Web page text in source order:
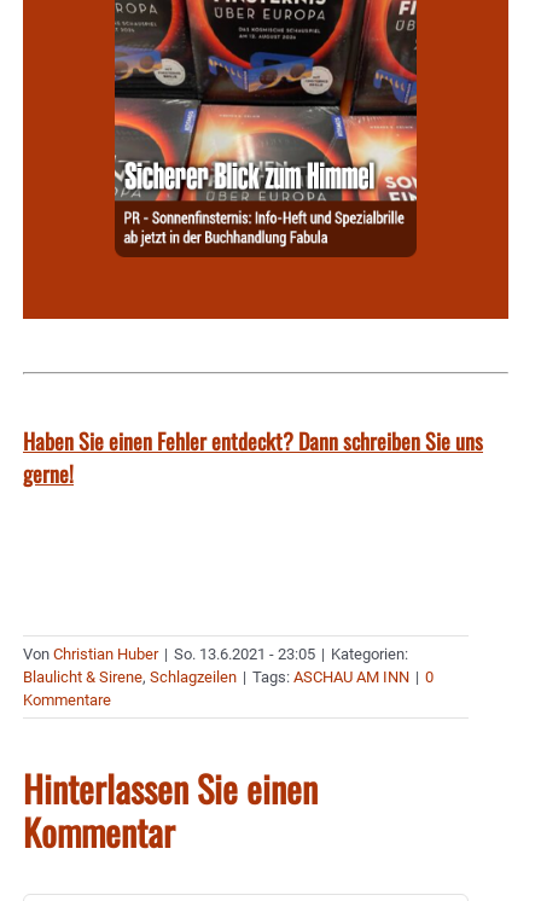
Haben Sie einen Fehler entdeckt? Dann schreiben Sie uns
gerne!
Von Christian Huber | So. 13.6.2021 - 23:05 | Kategorien:
Blaulicht & Sirene, Schlagzeilen | Tags: ASCHAU AM INN | 0
Kommentare
Hinterlassen Sie einen
Kommentar